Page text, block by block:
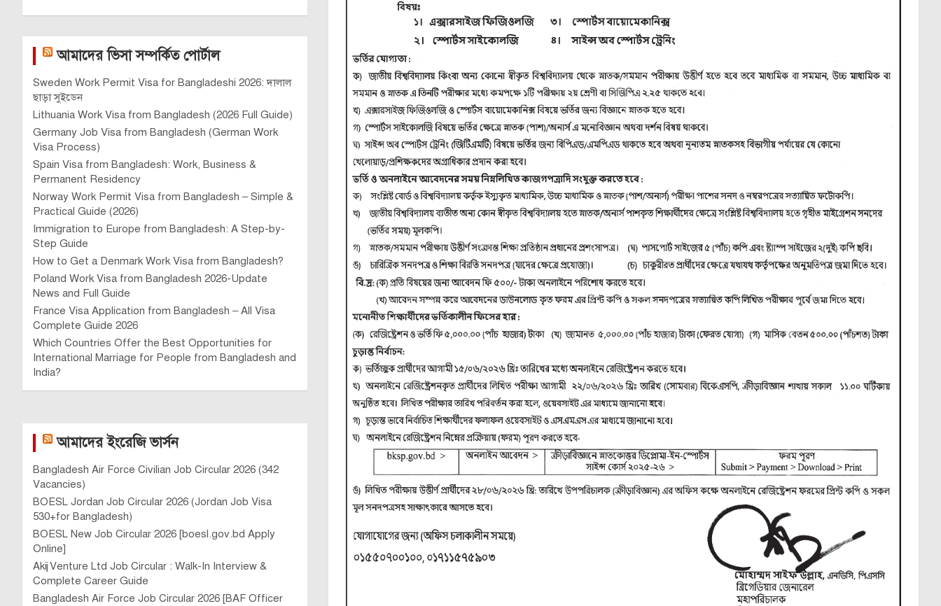
আমাদের ভিসা সম্পর্কিত পোর্টাল
Sweden Work Permit Visa for Bangladeshi 2026: দালাল
ছাড়া সুইডেন
Lithuania Work Visa from Bangladesh (2026 Full Guide)
Germany Job Visa from Bangladesh (German Work
Visa Process)
Spain Visa from Bangladesh: Work, Business &
Permanent Residency
Norway Work Permit Visa from Bangladesh – Simple &
Practical Guide (2026)
Immigration to Europe from Bangladesh: A Step-by-
Step Guide
How to Get a Denmark Work Visa from Bangladesh?
Poland Work Visa from Bangladesh 2026-Update
News and Full Guide
France Visa Application from Bangladesh – All Visa
Complete Guide 2026
Which Countries Offer the Best Opportunities for
International Marriage for People from Bangladesh and
India?
আমাদের ইংরেজি ভার্সন
Bangladesh Air Force Civilian Job Circular 2026 (342
Vacancies)
BOESL Jordan Job Circular 2026 (Jordan Job Visa
530+for Bangladesh)
BOESL New Job Circular 2026 [boesl.gov.bd Apply
Online]
Akij Venture Ltd Job Circular : Walk-In Interview &
Complete Career Guide
Bangladesh Air Force Job Circular 2026 [BAF Officer